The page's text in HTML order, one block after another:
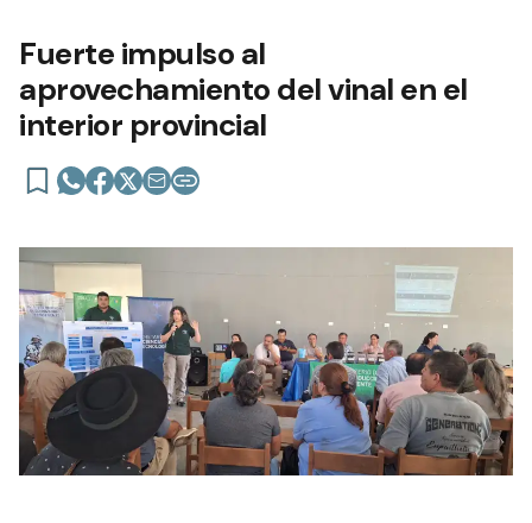
Fuerte impulso al
aprovechamiento del vinal en el
interior provincial